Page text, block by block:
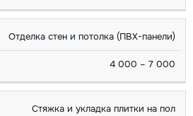
Отделка стен и потолка (ПВХ-панели)
4 000 – 7 000
Стяжка и укладка плитки на пол